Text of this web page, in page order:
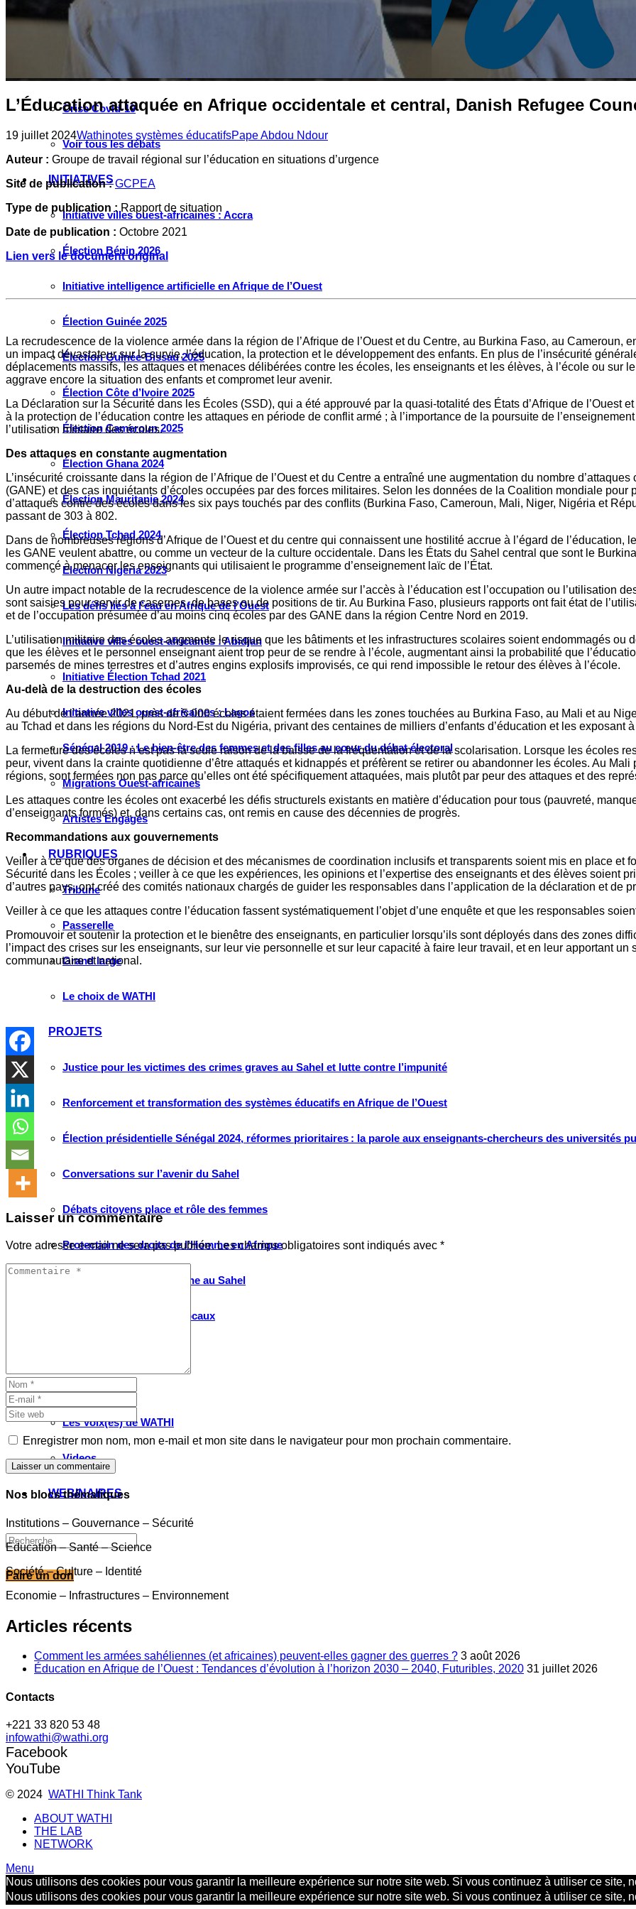
Réseaux sociaux
Les relations entre l’Afrique de l’Ouest et la Chine
Crise Covid-19
Voir tous les débats
INITIATIVES
Initiative villes ouest-africaines : Accra
Élection Bénin 2026
Initiative intelligence artificielle en Afrique de l’Ouest
Élection Guinée 2025
Élection Guinée-Bissau 2025
Élection Côte d’Ivoire 2025
Élection Cameroun 2025
Élection Ghana 2024
Élection Mauritanie 2024
Élection Tchad 2024
Election Nigéria 2023
Les défis liés à l’eau en Afrique de l’Ouest
Initiative villes ouest-africaines : Abidjan
Initiative Élection Tchad 2021
Initiative villes ouest-africaines : Lagos
Sénégal 2019 : Le bien-être des femmes et des filles au cœur du débat électoral
Migrations Ouest-africaines
Artistes Engagés
RUBRIQUES
Tribune
Passerelle
Grand large
Le choix de WATHI
PROJETS
Justice pour les victimes des crimes graves au Sahel et lutte contre l’impunité
Renforcement et transformation des systèmes éducatifs en Afrique de l’Ouest
Élection présidentielle Sénégal 2024, réformes prioritaires : la parole aux enseignants-chercheurs des universités
Conversations sur l’avenir du Sahel
Débats citoyens place et rôle des femmes
Protection des droits de l’Homme en Afrique
Valorisation de la recherche au Sahel
Entretiens avec les élus locaux
Les Voix(es) de WATHI
Videos
WEBINAIRES
Faire un don
L’Éducation attaquée en Afrique occidentale et central, Danish Refugee
19 juillet 2024Wathinotes systèmes éducatifsPape Abdou Ndour
Auteur : Groupe de travail régional sur l’éducation en situations d’urgence
Site de publication :GCPEA
Type de publication : Rapport de situation
Date de publication : Octobre 2021
Lien vers le document original
La recrudescence de la violence armée dans la région de l’Afrique de l’Ouest et du Centre, au Burkina Faso, au
un impact dévastateur sur la survie, l’éducation, la protection et le développement des enfants. En plus de l’insécurité
déplacements massifs, les attaques et menaces délibérées contre les écoles, les enseignants et les élèves, à l’école ou sur
aggrave encore la situation des enfants et compromet leur avenir.
La Déclaration sur la Sécurité dans les Écoles (SSD), qui a été approuvé par la quasi-totalité des États d’Afrique de l’Ouest
à la protection de l’éducation contre les attaques en période de conflit armé ; à l’importance de la poursuite de
l’utilisation militaire des écoles.
Des attaques en constante augmentation
L’insécurité croissante dans la région de l’Afrique de l’Ouest et du Centre a entraîné une augmentation du nombre
(GANE) et des cas inquiétants d’écoles occupées par des forces militaires. Selon les données de la Coalition mondiale pour
d’attaques contre des écoles dans les six pays touchés par des conflits (Burkina Faso, Cameroun, Mali, Niger, Nigéria et
passant de 303 à 802.
Dans de nombreuses régions d’Afrique de l’Ouest et du centre qui connaissent une hostilité accrue à l’égard de
les GANE veulent abattre, ou comme un vecteur de la culture occidentale. Dans les États du Sahel central que sont le
commencé à menacer les enseignants qui utilisaient le programme d’enseignement laïc de l’État.
Un autre impact notable de la recrudescence de la violence armée sur l’accès à l’éducation est l’occupation ou l’utilisation
sont saisies pour servir de casernes, de bases ou de positions de tir. Au Burkina Faso, plusieurs rapports ont fait état de
et de l’occupation présumée d’au moins cinq écoles par des GANE dans la région Centre Nord en 2019.
L’utilisation militaire des écoles augmente le risque que les bâtiments et les infrastructures scolaires soient endommagés
que les élèves et le personnel enseignant aient trop peur de se rendre à l’école, augmentant ainsi la probabilité que
parsemés de mines terrestres et d’autres engins explosifs improvisés, ce qui rend impossible le retour des élèves à l’école.
Au-delà de la destruction des écoles
Au début de l’année 2021, près de 5 000 écoles étaient fermées dans les zones touchées au Burkina Faso, au Mali et au
au Tchad et dans les régions du Nord-Est du Nigéria, privant des centaines de milliers d’enfants d’éducation et les exposant
La fermeture des écoles n’est pas la seule raison de la baisse de la fréquentation et de la scolarisation. Lorsque les écoles
peur, vivent dans la crainte quotidienne d’être attaqués et kidnappés et préfèrent se retirer ou abandonner les écoles. Au
régions, sont fermées non pas parce qu’elles ont été spécifiquement attaquées, mais plutôt par peur des attaques et des
Les attaques contre les écoles ont exacerbé les défis structurels existants en matière d’éducation pour tous (pauvreté,
d’enseignants formés) et, dans certains cas, ont remis en cause des décennies de progrès.
Recommandations aux gouvernements
Veiller à ce que des organes de décision et des mécanismes de coordination inclusifs et transparents soient mis en place et
Sécurité dans les Écoles ; veiller à ce que les expériences, les opinions et l’expertise des enseignants et des élèves soient
d’autres pays, ont créé des comités nationaux chargés de guider les responsables dans l’application de la déclaration et de
Veiller à ce que les attaques contre l’éducation fassent systématiquement l’objet d’une enquête et que les responsables
Promouvoir et soutenir la protection et le bienêtre des enseignants, en particulier lorsqu’ils sont déployés dans des zones
l’impact des crises sur les enseignants, sur leur vie personnelle et sur leur capacité à faire leur travail, et en leur apportant
communautaire et national.
Laisser un commentaire
Votre adresse e-mail ne sera pas publiée. Les champs obligatoires sont indiqués avec *
Enregistrer mon nom, mon e-mail et mon site dans le navigateur pour mon prochain commentaire.
Laisser un commentaire
Nos blocs thématiques
Institutions – Gouvernance – Sécurité
Education – Santé – Science
Société – Culture – Identité
Economie – Infrastructures – Environnement
Articles récents
Comment les armées sahéliennes (et africaines) peuvent-elles gagner des guerres ? 3 août 2026
Éducation en Afrique de l’Ouest : Tendances d’évolution à l’horizon 2030 – 2040, Futuribles, 2020 31 juillet 2026
Contacts
+221 33 820 53 48
infowathi@wathi.org
Facebook
YouTube
© 2024 WATHI Think Tank
ABOUT WATHI
THE LAB
NETWORK
Menu
Nous utilisons des cookies pour vous garantir la meilleure expérience sur notre site web. Si vous continuez à utiliser ce site,
Nous utilisons des cookies pour vous garantir la meilleure expérience sur notre site web. Si vous continuez à utiliser ce site,